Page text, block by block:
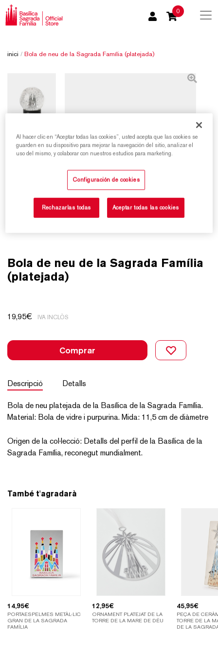
0
inici / Bola de neu de la Sagrada Família (platejada)
Bola de neu de la Sagrada Família
(platejada)
19,95€ IVA INCLÒS
Comprar
Descripció Detalls
Bola de neu platejada de la Basílica de la Sagrada Família.
Material: Bola de vidre i purpurina. Mida: 11,5 cm de diàmetre
Origen de la col·lecció: Detalls del perfil de la Basílica de la
Sagrada Família, reconegut mundialment.
També t'agradarà
14,95€
PORTAESPELMES METÀL·LIC
GRAN DE LA SAGRADA
FAMÍLIA
12,95€
ORNAMENT PLATEJAT DE LA
TORRE DE LA MARE DE DÉU
45,95€
PEÇA DE
TORRE DE LA
DE LA
Al hacer clic en “Aceptar todas las cookies”, usted acepta que las cookies se
guarden en su dispositivo para mejorar la navegación del sitio, analizar el
uso del mismo, y colaborar con nuestros estudios para marketing.
Configuración de cookies
Rechazarlas todas Aceptar todas las cookies